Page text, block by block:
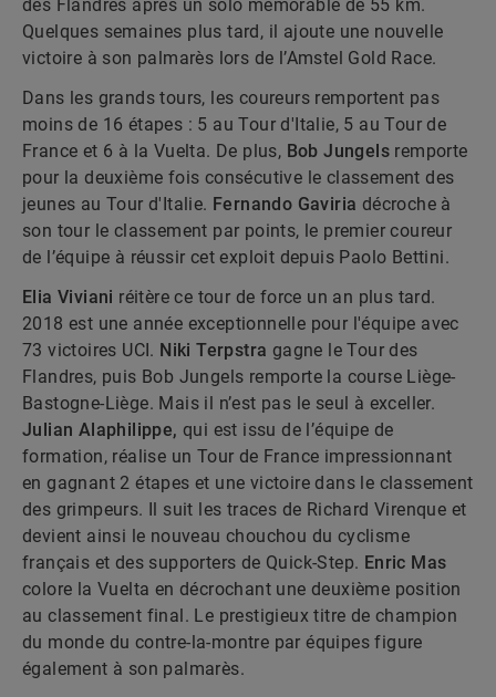
des Flandres après un solo mémorable de 55 km.
Quelques semaines plus tard, il ajoute une nouvelle
victoire à son palmarès lors de l’Amstel Gold Race.
Dans les grands tours, les coureurs remportent pas
moins de 16 étapes : 5 au Tour d'Italie, 5 au Tour de
France et 6 à la Vuelta. De plus, Bob Jungels remporte
pour la deuxième fois consécutive le classement des
jeunes au Tour d'Italie. Fernando Gaviria décroche à
son tour le classement par points, le premier coureur
de l’équipe à réussir cet exploit depuis Paolo Bettini.
Elia Viviani réitère ce tour de force un an plus tard.
2018 est une année exceptionnelle pour l'équipe avec
73 victoires UCI. Niki Terpstra gagne le Tour des
Flandres, puis Bob Jungels remporte la course Liège-
Bastogne-Liège. Mais il n’est pas le seul à exceller.
Julian Alaphilippe, qui est issu de l’équipe de
formation, réalise un Tour de France impressionnant
en gagnant 2 étapes et une victoire dans le classement
des grimpeurs. Il suit les traces de Richard Virenque et
devient ainsi le nouveau chouchou du cyclisme
français et des supporters de Quick-Step. Enric Mas
colore la Vuelta en décrochant une deuxième position
au classement final. Le prestigieux titre de champion
du monde du contre-la-montre par équipes figure
également à son palmarès.